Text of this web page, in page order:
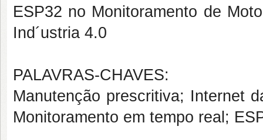
ESP32 no Monitoramento de
Ind´ustria 4.0
PALAVRAS-CHAVES:
Manutenção prescritiva; Internet
Monitoramento em tempo real;